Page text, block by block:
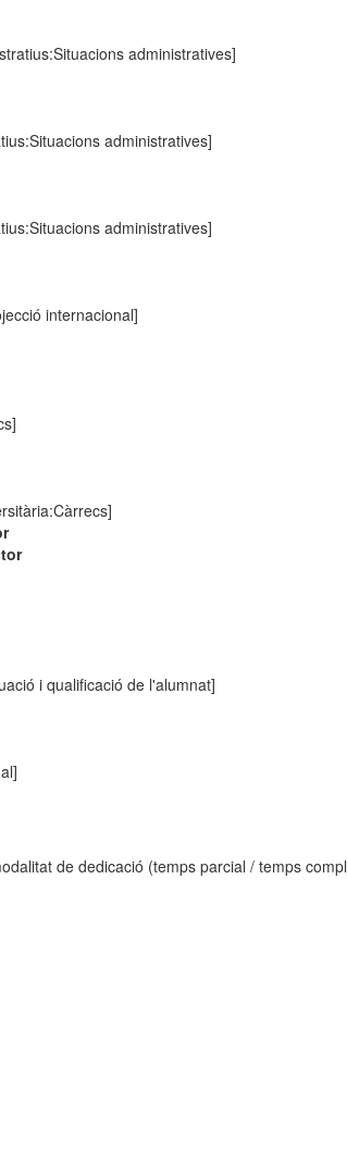
administratives]
administratives]
administratives]
internacional]
i qualificació de l'alumnat]
de dedicació (temps parcial / temps